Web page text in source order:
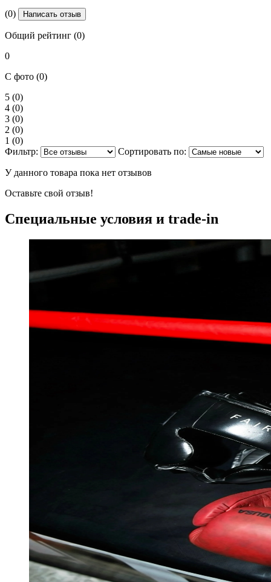
(0) Написать отзыв
Общий рейтинг (0)
0
С фото (0)
5 (0)
4 (0)
3 (0)
2 (0)
1 (0)
Фильтр:
Сортировать по:
У данного товара пока нет отзывов
Оставьте свой отзыв!
Специальные условия и trade-in